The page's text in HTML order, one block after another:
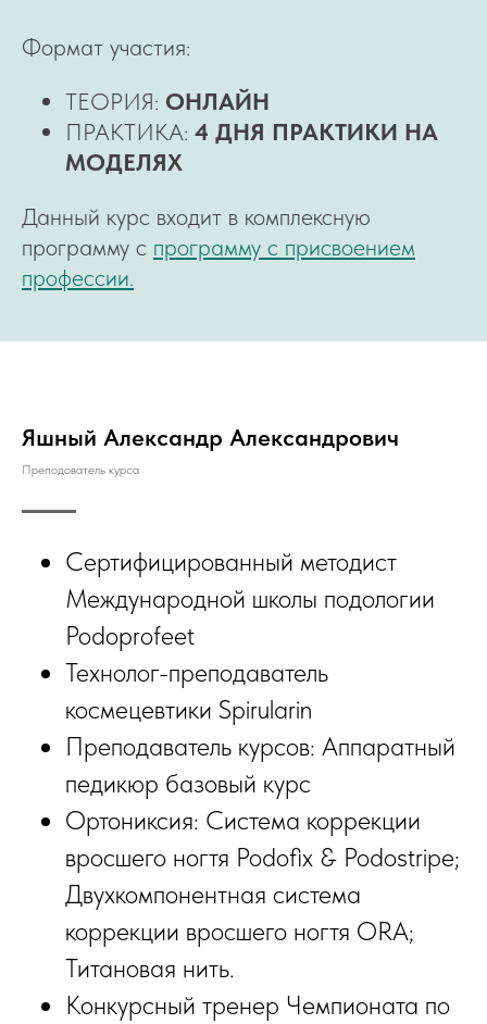
Формат участия:
ТЕОРИЯ: ОНЛАЙН
ПРАКТИКА: 4 ДНЯ ПРАКТИКИ НА
МОДЕЛЯХ
Данный курс входит в комплексную
программу с программу с присвоением
профессии.
Яшный Александр Александрович
Преподователь курса
Сертифицированный методист
Международной школы подологии
Podoprofeet
Технолог-преподаватель
космецевтики Spirularin
Преподаватель курсов: Аппаратный
педикюр базовый курс
Ортониксия: Система коррекции
вросшего ногтя Podofix & Podostripe;
Двухкомпонентная система
коррекции вросшего ногтя ORA;
Титановая нить.
Конкурсный тренер Чемпионата по